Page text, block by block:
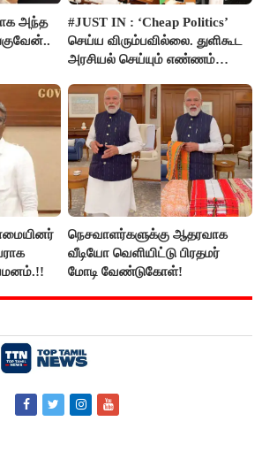
அந்த
#JUST IN : ‘Cheap Politics’
செய்ய விரும்பவில்லை. துளிகூட
அரசியல் செய்யும் எண்ணம்
விஜய் பதில்!
நெசவாளர்களுக்கு ஆதரவாக
வீடியோ வெளியிட்டு பிரதமர்
மோடி வேண்டுகோள்!